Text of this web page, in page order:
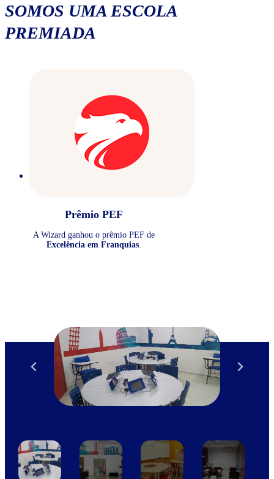
SOMOS UMA ESCOLA
PREMIADA
Prêmio PEF
A Wizard ganhou o prêmio PEF de
Excelência em Franquias.